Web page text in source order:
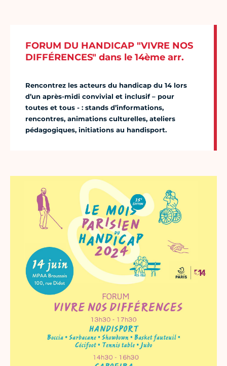
FORUM DU HANDICAP "VIVRE NOS
DIFFÉRENCES" dans le 14ème arr.
Rencontrez les acteurs du handicap du 14 lors
d’un après-midi convivial et inclusif – pour
toutes et tous - : stands d’informations,
rencontres, animations culturelles, ateliers
pédagogiques, initiations au handisport.